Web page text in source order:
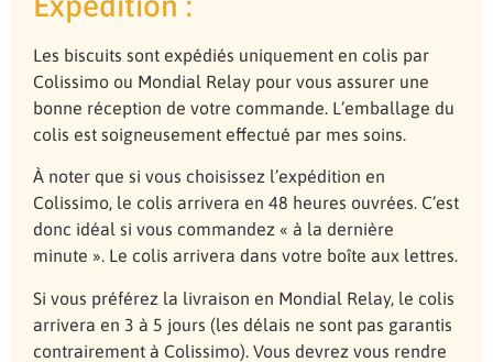
Les biscuits sont expédiés uniquement en colis par
Colissimo ou Mondial Relay pour vous assurer une
bonne réception de votre commande. L’emballage du
colis est soigneusement effectué par mes soins.
À noter que si vous choisissez l’expédition en
Colissimo, le colis arrivera en 48 heures ouvrées. C’est
donc idéal si vous commandez « à la dernière
minute ». Le colis arrivera dans votre boîte aux lettres.
Si vous préférez la livraison en Mondial Relay, le colis
arrivera en 3 à 5 jours (les délais ne sont pas garantis
contrairement à Colissimo). Vous devrez vous rendre